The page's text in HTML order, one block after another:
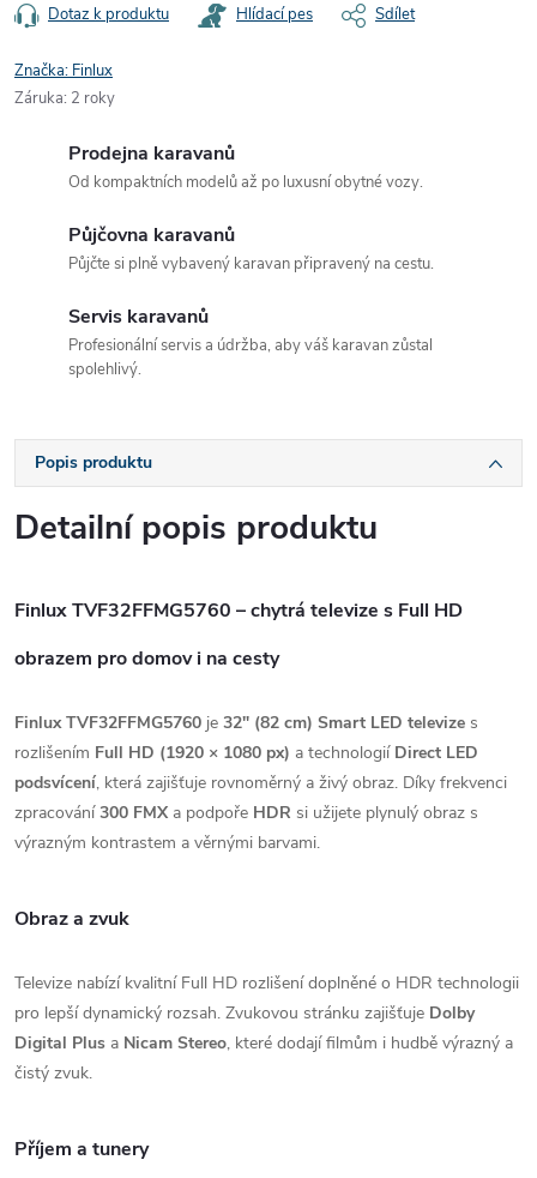
Dotaz k produktu Hlídací pes Sdílet
Značka: Finlux
Záruka: 2 roky
Prodejna karavanů
Od kompaktních modelů až po luxusní obytné vozy.
Půjčovna karavanů
Půjčte si plně vybavený karavan připravený na cestu.
Servis karavanů
Profesionální servis a údržba, aby váš karavan zůstal
spolehlivý.
Popis produktu
Detailní popis produktu
Finlux TVF32FFMG5760 – chytrá televize s Full HD
obrazem pro domov i na cesty
Finlux TVF32FFMG5760 je 32" (82 cm) Smart LED televize s
rozlišením Full HD (1920 × 1080 px) a technologií Direct LED
podsvícení, která zajišťuje rovnoměrný a živý obraz. Díky frekvenci
zpracování 300 FMX a podpoře HDR si užijete plynulý obraz s
výrazným kontrastem a věrnými barvami.
Obraz a zvuk
Televize nabízí kvalitní Full HD rozlišení doplněné o HDR technologii
pro lepší dynamický rozsah. Zvukovou stránku zajišťuje Dolby
Digital Plus a Nicam Stereo, které dodají filmům i hudbě výrazný a
čistý zvuk.
Příjem a tunery